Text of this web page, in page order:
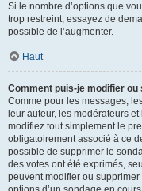
Si le nombre d’options que
trop restreint, essayez de
possible de l’augmenter.
Haut
Comment puis-je modifier ou
Comme pour les messages,
leur auteur, les modérateurs
modifiez tout simplement le
obligatoirement associé à ce
possible de supprimer le
des votes ont été exprimés,
peuvent modifier ou